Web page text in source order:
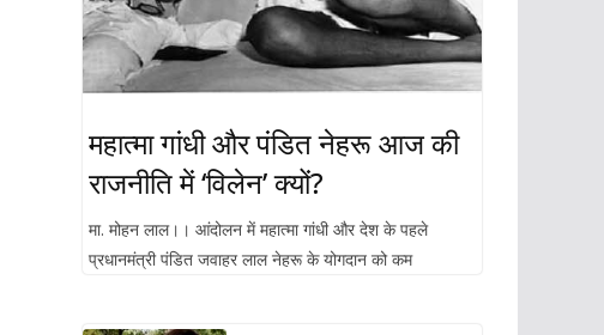
महात्मा गांधी और पंडित नेहरू आज की
राजनीति में ‘विलेन’ क्यों?
मा. मोहन लाल।। आंदोलन में महात्मा गांधी और देश के पहले
प्रधानमंत्री पंडित जवाहर लाल नेहरू के योगदान को कम